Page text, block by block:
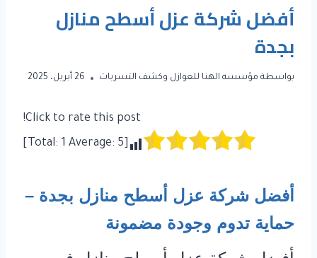
أفضل شركة عزل أسطح منازل
بجدة
بواسطة مؤسسه الهنا للعوازل وكشف التسربات 26 أبريل، 2025
Click to rate this post!
1 Average: 5
أفضل شركة عزل أسطح منازل بجدة –
حماية تدوم وجودة مضمونة